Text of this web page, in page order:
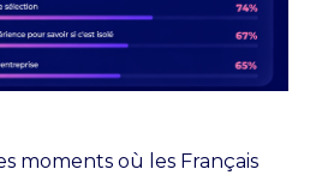
moments où les Français